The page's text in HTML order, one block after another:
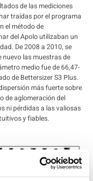
de las mediciones
traídas por el programa
el método de
del Apolo utilizaban un
De 2008 a 2010, se
las muestras de
medio fue de 66,47-
de Bettersizer S3 Plus.
más fuerte sobre
de aglomeración del
ni pérdidas a las valiosas
y fiables.